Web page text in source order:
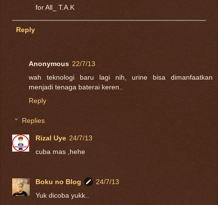
for All_ T.A.K
Reply
Anonymous 22/7/13
wah teknologi baru lagi nih, urine bisa dimanfaatkan
menjadi tenaga baterai keren..
Reply
Replies
Rizal Uye 24/7/13
cuba mas ,hehe
Boku no Blog
24/7/13
Yuk dicoba yukk..